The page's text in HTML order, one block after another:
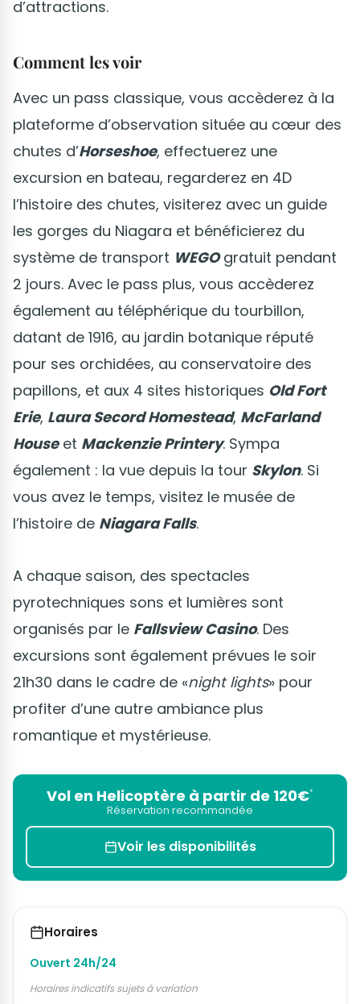
d’attractions.
Comment les voir
Avec un pass classique, vous accèderez à la
plateforme d’observation située au cœur des
chutes d’Horseshoe, effectuerez une
excursion en bateau, regarderez en 4D
l’histoire des chutes, visiterez avec un guide
les gorges du Niagara et bénéficierez du
système de transport WEGOgratuit pendant
2 jours. Avec le pass plus, vous accèderez
également au téléphérique du tourbillon,
datant de 1916, au jardin botanique réputé
pour ses orchidées, au conservatoire des
papillons, et aux 4 sites historiques Old Fort
Erie, Laura Secord Homestead, McFarland
Houseet Mackenzie Printery. Sympa
également : la vue depuis la tour Skylon. Si
vous avez le temps, visitez le musée de
l’histoire de Niagara Falls.
A chaque saison, des spectacles
pyrotechniques sons et lumières sont
organisés par le Fallsview Casino. Des
excursions sont également prévues le soir
21h30 dans le cadre de «night lights» pour
profiter d’une autre ambiance plus
romantique et mystérieuse.
Vol en Helicoptère à partir de 120€*
Réservation recommandée
Voir les disponibilités
Horaires
Ouvert 24h/24
Horaires indicatifs sujets à variation